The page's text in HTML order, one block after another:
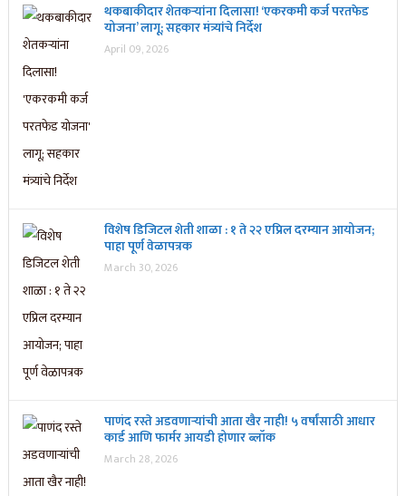
थकबाकीदार शेतकऱ्यांना दिलासा! ‘एकरकमी कर्ज परतफेड
योजना’ लागू; सहकार मंत्र्यांचे निर्देश
April 09, 2026
विशेष डिजिटल शेती शाळा : १ ते २२ एप्रिल दरम्यान आयोजन;
पाहा पूर्ण वेळापत्रक
March 30, 2026
पाणंद रस्ते अडवणाऱ्यांची आता खैर नाही! ५ वर्षांसाठी आधार
कार्ड आणि फार्मर आयडी होणार ब्लॉक
March 28, 2026